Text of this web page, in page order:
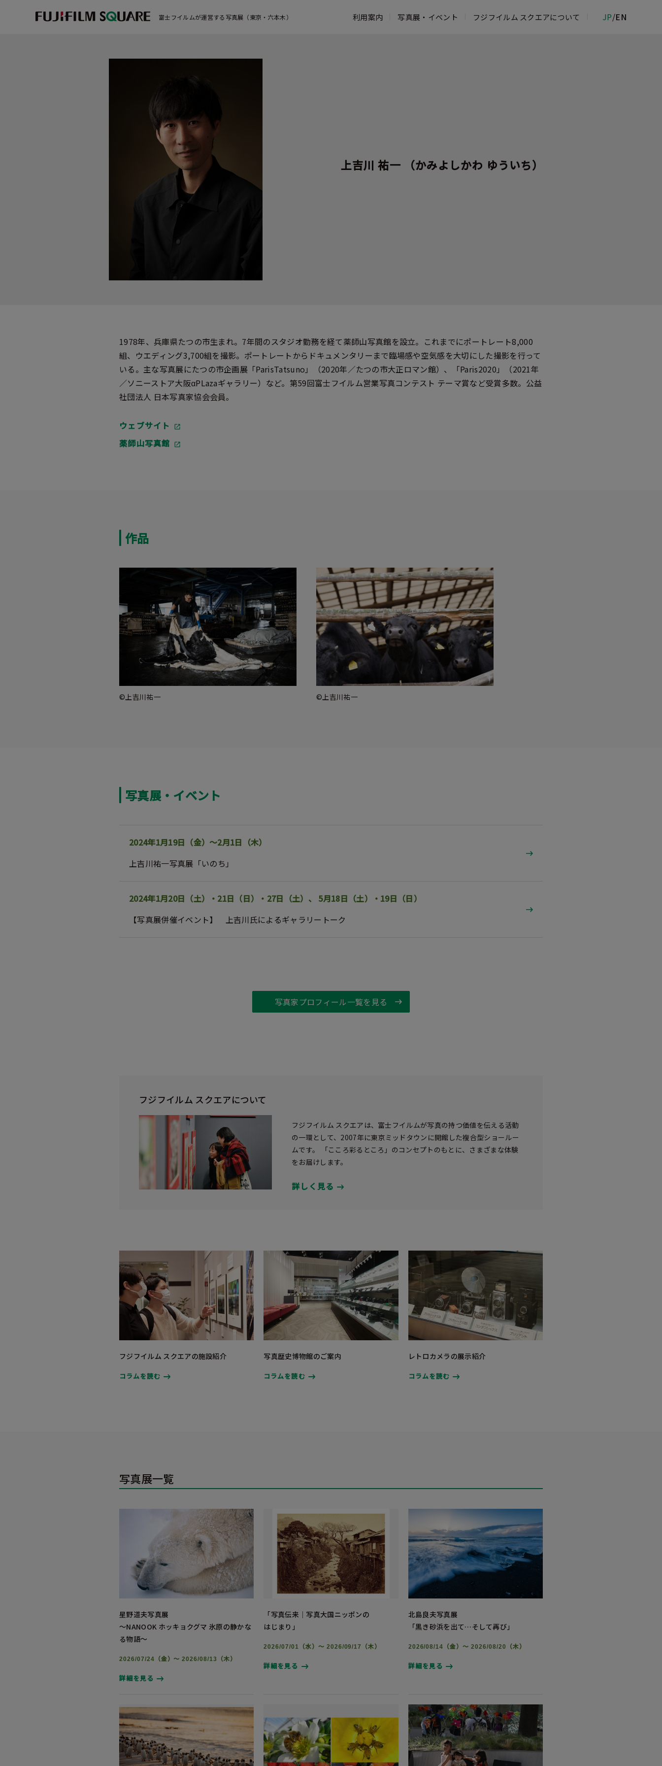
富士フイルムが運営する写真展（東京・六本木） 利用案内 写真展・イベント フジフイルム スクエアについて JP/EN
上吉川 祐一 （かみよしかわ ゆういち）
1978年、兵庫県たつの市生まれ。7年間のスタジオ勤務を経て薬師山写真館を設立。これまでにポートレート8,000
組、ウエディング3,700組を撮影。ポートレートからドキュメンタリーまで臨場感や空気感を大切にした撮影を行って
いる。主な写真展にたつの市企画展「ParisTatsuno」（2020年／たつの市大正ロマン館）、「Paris2020」（2021年
／ソニーストア大阪αPLazaギャラリー）など。第59回富士フイルム営業写真コンテスト テーマ賞など受賞多数。公益
社団法人 日本写真家協会会員。
ウェブサイト
薬師山写真館
作品
©上吉川祐一 ©上吉川祐一
写真展・イベント
2024年1月19日（金）～2月1日（木）
上吉川祐一写真展「いのち」
2024年1月20日（土）・21日（日）・27日（土）、 5月18日（土）・19日（日）
【写真展併催イベント】 上吉川氏によるギャラリートーク
写真家プロフィール一覧を見る
フジフイルム スクエアについて
フジフイルム スクエアは、富士フイルムが写真の持つ価値を伝える活動
の一環として、2007年に東京ミッドタウンに開館した複合型ショールー
ムです。 「こころ彩るところ」のコンセプトのもとに、さまざまな体験
をお届けします。
詳しく見る
フジフイルム スクエアの施設紹介
コラムを読む
写真歴史博物館のご案内
コラムを読む
レトロカメラの展示紹介
コラムを読む
写真展一覧
星野道夫写真展
～NANOOK ホッキョクグマ 氷原の静かな
る物語～
2026/07/24（金）～ 2026/08/13（木）
詳細を見る
「写真伝来｜写真大国ニッポンの
はじまり」
2026/07/01（水）～ 2026/09/17（木）
詳細を見る
北島良夫写真展
「黒き砂浜を出て…そして再び」
2026/08/14（金）～ 2026/08/20（木）
詳細を見る